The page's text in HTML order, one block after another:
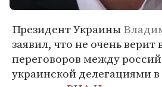
Президент Украины
заявил, что не очень верит
переговоров между
украинской делегациями